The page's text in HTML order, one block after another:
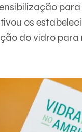
os
do vidro para